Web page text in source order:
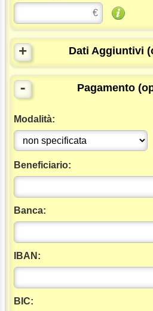
+ Dati Aggiuntivi
- Pagamento
Modalità:
Beneficiario:
Banca:
IBAN:
BIC: